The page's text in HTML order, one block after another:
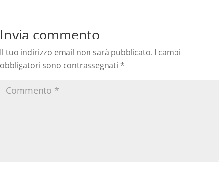
Invia commento
Il tuo indirizzo email non sarà pubblicato. I campi
obbligatori sono contrassegnati *